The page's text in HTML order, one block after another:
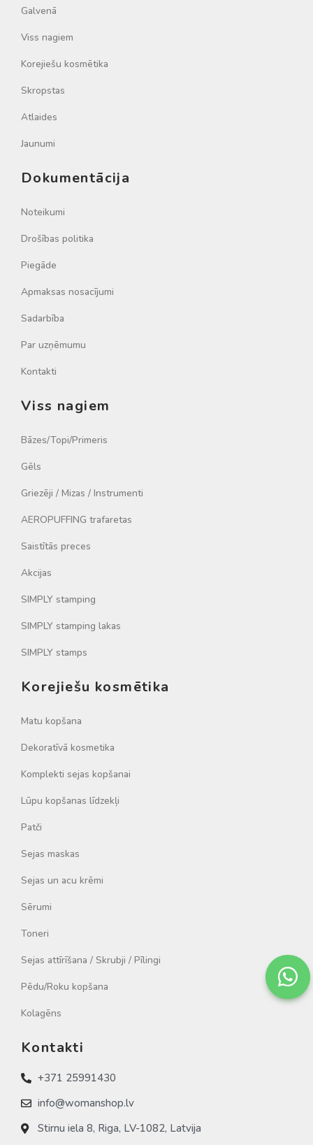
Galvenā
Viss nagiem
Korejiešu kosmētika
Skropstas
Atlaides
Jaunumi
Dokumentācija
Noteikumi
Drošības politika
Piegāde
Apmaksas nosacījumi
Sadarbība
Par uzņēmumu
Kontakti
Viss nagiem
Bāzes/Topi/Primeris
Gēls
Griezēji / Mizas / Instrumenti
AEROPUFFING trafaretas
Saistītās preces
Akcijas
SIMPLY stamping
SIMPLY stamping lakas
SIMPLY stamps
Korejiešu kosmētika
Matu kopšana
Dekoratīvā kosmetika
Komplekti sejas kopšanai
Lūpu kopšanas līdzekļi
Patči
Sejas maskas
Sejas un acu krēmi
Sērumi
Toneri
Sejas attīrīšana / Skrubji / Pīlingi
Pēdu/Roku kopšana
Kolagēns
Kontakti
+371 25991430
info@womanshop.lv
Stirnu iela 8, Riga, LV-1082, Latvija